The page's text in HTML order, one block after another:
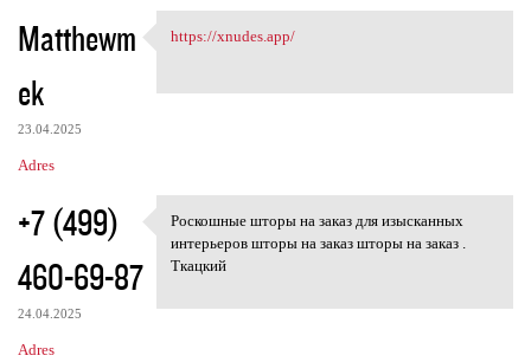
Matthewm
ek
23.04.2025
Adres
https://xnudes.app/
https://xnudes.app/
+7 (499)
460-69-87
24.04.2025
Adres
Роскошные шторы на заказ для
Роскошные шторы на заказ для изысканных
интерьеров шторы на заказ шторы на заказ .
Ткацкий